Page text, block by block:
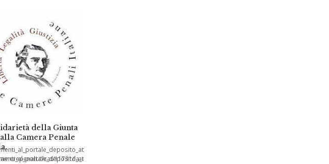
della Giunta
Camera Penale
cat/11731/la_solidariet%C3%A0_della_giunta_ucpi_alla_camera_penale_di_nola.html